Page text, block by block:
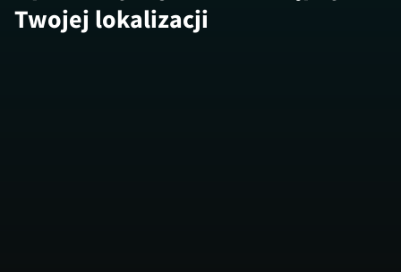
Twojej lokalizacji